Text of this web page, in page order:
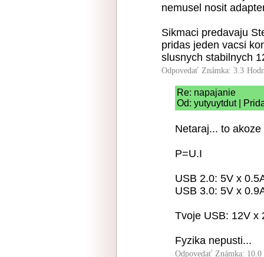
nemusel nosit
Sikmaci predavaju
pridas jeden vacsi
slusnych stabilnych
Odpovedať Známka: 3.3
Re: napajanie
Od: yutyuytdut |
Netaraj... to
P=U.I
USB 2.0: 5V x
USB 3.0: 5V x
Tvoje USB: 12V x
Fyzika nepusti...
Odpovedať Známka: 10.0